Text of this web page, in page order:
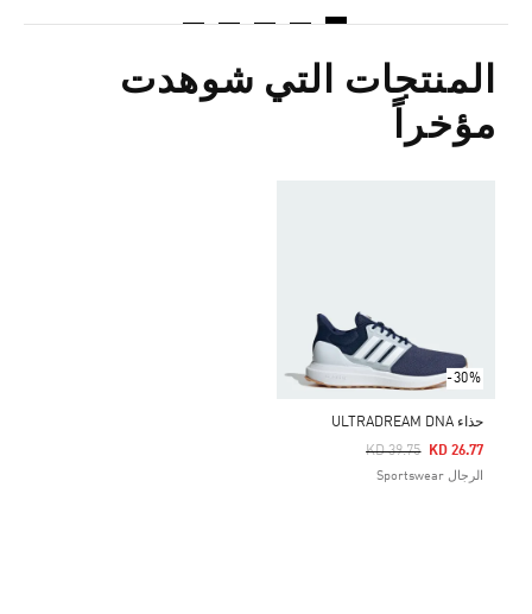
المنتجات التي شوهدت
مؤخراً
-30%
حذاء ULTRADREAM DNA
Price Reduced From
KD 39.75
To KD 26.77
الرجال Sportswear